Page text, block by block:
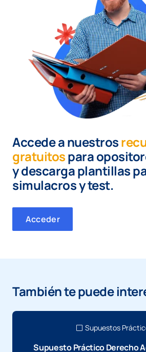
Accede a nuestros
gratuitospara
ydescarga plantillas
simulacros y test.
Acceder
También te puede
Supuestos
Supuesto Práctico Derecho